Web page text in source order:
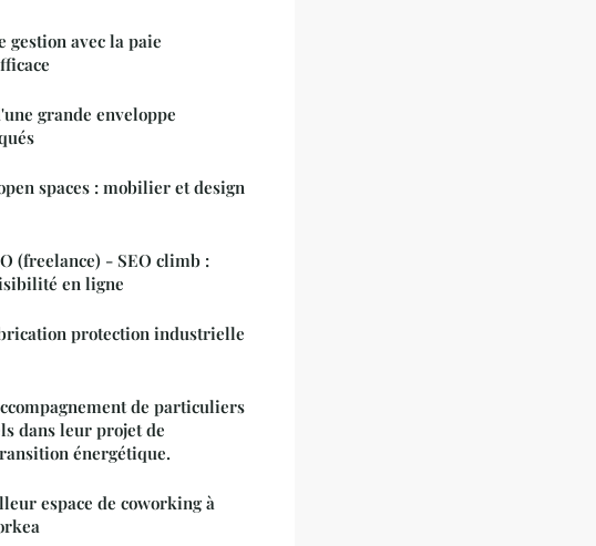
gestion avec la paie
grande enveloppe
spaces : mobilier et design
(freelance) - SEO climb :
en ligne
protection industrielle
de particuliers
dans leur projet de
énergétique.
espace de coworking à